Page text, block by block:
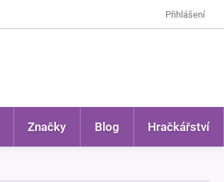
Přihlášení
Značky Blog Hračkářství